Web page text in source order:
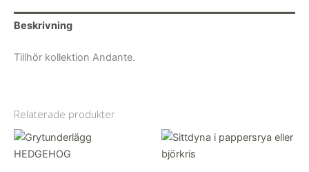
Beskrivning
Tillhör kollektion Andante.
Relaterade produkter